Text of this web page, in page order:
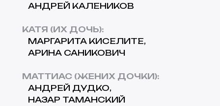
АНДРЕЙ КАЛЕНИКОВ
КАТЯ (ИХ ДОЧЬ):
МАРГАРИТА КИСЕЛИТЕ
АРИНА САНИКОВИЧ
МАТТИАС (ЖЕНИХ ДОЧКИ):
АНДРЕЙ ДУДКО
НАЗАР ТАМАНСКИЙ